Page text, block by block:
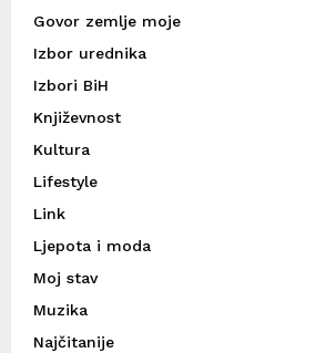
Govor zemlje moje
Izbor urednika
Izbori BiH
Književnost
Kultura
Lifestyle
Link
Ljepota i moda
Moj stav
Muzika
Najčitanije